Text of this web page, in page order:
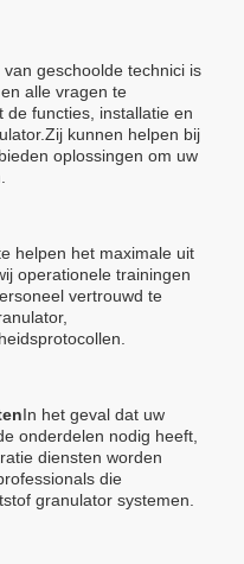
geschoolde technici is
alle vragen te
de functies, installatie en
kunnen helpen bij
oplossingen om uw
helpen het maximale uit
operationele trainingen
vertrouwd te
In het geval dat uw
onderdelen nodig heeft,
diensten worden
die
granulator systemen.